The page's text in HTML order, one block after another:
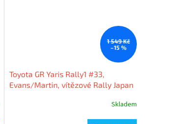
1 549 Kč
–15 %
Toyota GR Yaris Rally1 #33,
Evans/Martin, vítězové Rally Japan
Skladem